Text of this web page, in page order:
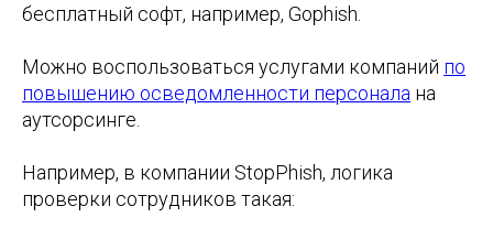
бесплатный софт, например, Gophish.
Можно воспользоваться услугами компаний по
повышению осведомленности персонала на
аутсорсинге.
Например, в компании StopPhish, логика
проверки сотрудников такая: